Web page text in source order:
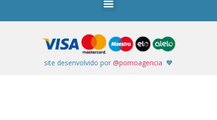
site desenvolvido por @pomoagencia 🧡